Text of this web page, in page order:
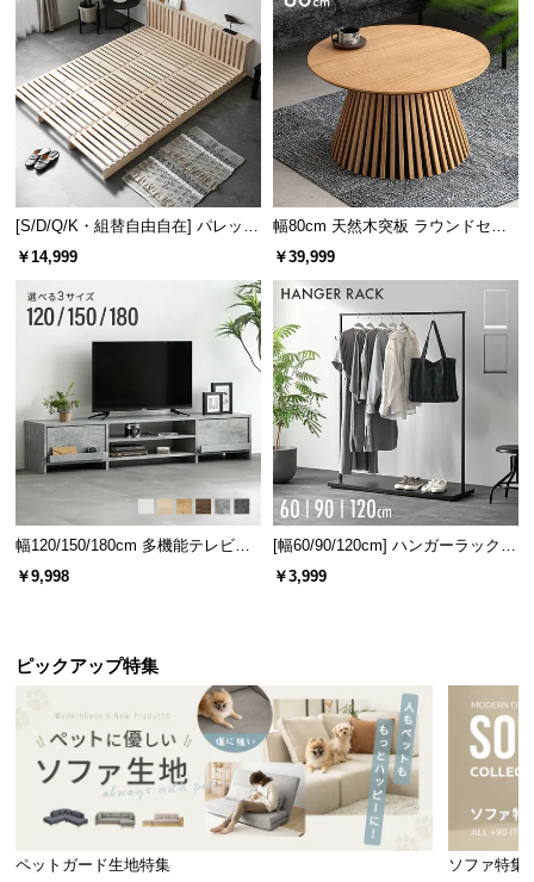
コンパクトながら使いやすいテーブル
テーブルはコンパクトで使いやすいサイズ感。2人暮
らしや、お子様が小さいご家庭にもオススメです。
直径 高さ
脚を組んでもゆったり
天板の下は脚を組んでもゆったり座れる広さなの
で、十分にくつろぐことができます。
[S/D/Q/K・組替自由自在] パレット
ベッド 8/12/16枚セット
￥14,999
幅80cm 天然木突板 ラウンドセン
ターテーブル 美しい格子デザイン
￥39,999
幅120/150/180cm 多機能テレビボ
ード 木目/石目調 オープン収納・
引き出し収納付き
￥9,998
[幅60/90/120cm] ハンガーラック
スチール 4段階高さ調節 サイドフ
ック オープンラック シンプル
￥3,999
ピックアップ特集
ペットガード生地特集 ソファ特集